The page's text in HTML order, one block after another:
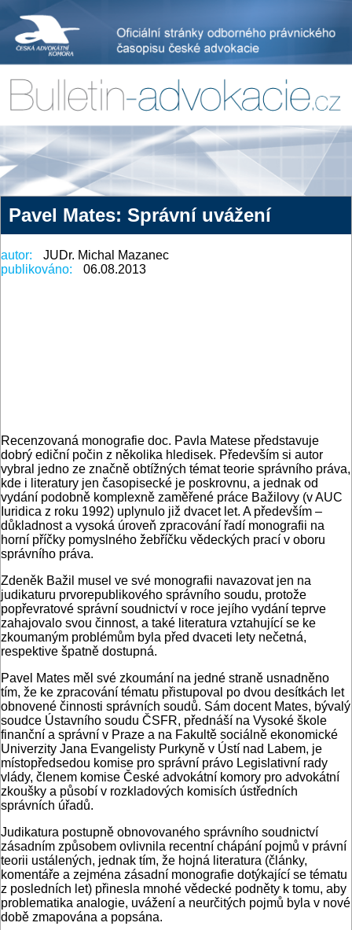
Pavel Mates: Správní uvážení
autor:
JUDr. Michal Mazanec
publikováno:
06.08.2013
Recenzovaná monografie doc. Pavla Matese představuje
dobrý ediční počin z několika hledisek. Především si autor
vybral jedno ze značně obtížných témat teorie správního práva,
kde i literatury jen časopisecké je poskrovnu, a jednak od
vydání podobně komplexně zaměřené práce Bažilovy (v AUC
Iuridica z roku 1992) uplynulo již dvacet let. A především –
důkladnost a vysoká úroveň zpracování řadí monografii na
horní příčky pomyslného žebříčku vědeckých prací v oboru
správního práva.
Zdeněk Bažil musel ve své monografii navazovat jen na
judikaturu prvorepublikového správního soudu, protože
popřevratové správní soudnictví v roce jejího vydání teprve
zahajovalo svou činnost, a také literatura vztahující se ke
zkoumaným problémům byla před dvaceti lety nečetná,
respektive špatně dostupná.
Pavel Mates měl své zkoumání na jedné straně usnadněno
tím, že ke zpracování tématu přistupoval po dvou desítkách let
obnovené činnosti správních soudů. Sám docent Mates, bývalý
soudce Ústavního soudu ČSFR, přednáší na Vysoké škole
finanční a správní v Praze a na Fakultě sociálně ekonomické
Univerzity Jana Evangelisty Purkyně v Ústí nad Labem, je
místopředsedou komise pro správní právo Legislativní rady
vlády, členem komise České advokátní komory pro advokátní
zkoušky a působí v rozkladových komisích ústředních
správních úřadů.
Judikatura postupně obnovovaného správního soudnictví
zásadním způsobem ovlivnila recentní chápání pojmů v právní
teorii ustálených, jednak tím, že hojná literatura (články,
komentáře a zejména zásadní monografie dotýkající se tématu
z posledních let) přinesla mnohé vědecké podněty k tomu, aby
problematika analogie, uvážení a neurčitých pojmů byla v nové
době zmapována a popsána.